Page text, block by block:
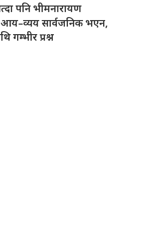
पनि भीमनारायण
सार्वजनिक भएन,
गम्भीर प्रश्न